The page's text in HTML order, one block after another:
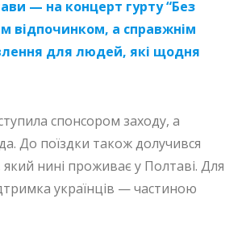
— на концерт гурту “Без
відпочинком, а справжнім
для людей, які щодня
спонсором заходу, а
До поїздки також долучився
нині проживає у Полтаві. Для
українців — частиною